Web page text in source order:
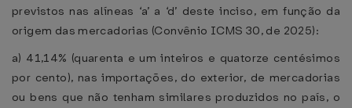
previstos nas alíneas ‘a’ a ‘d’ deste inciso, em função da
origem das mercadorias (Convênio ICMS 30, de 2025):
a) 41,14% (quarenta e um inteiros e quatorze centésimos
por cento), nas importações, do exterior, de mercadorias
ou bens que não tenham similares produzidos no país, o